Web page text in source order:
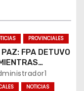
PROVINCIALES
FPA DETUVO
COCAÍNA Y
UNA PLAZA
NOTICIAS